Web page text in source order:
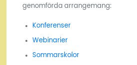
genomförda arrangemang:
Konferenser
Webinarier
Sommarskolor